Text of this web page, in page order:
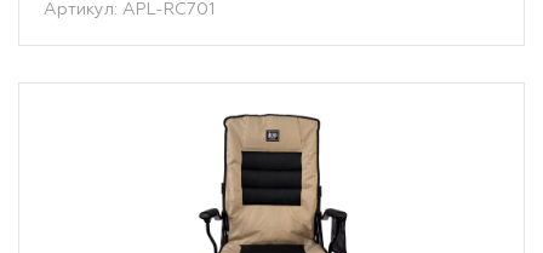
Артикул: APL-RC701